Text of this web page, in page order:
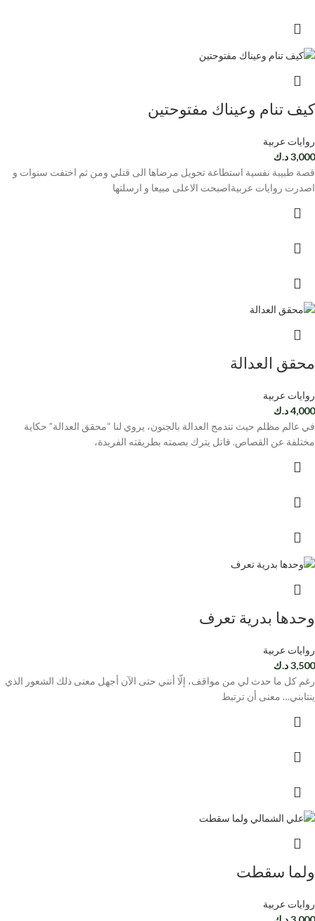
كيف تنام وعيناك مفتوحتين
روايات عربية
3,000د.ك
قصة طبيبة نفسية استطاعة تحويل مرضاها الى قتلي ومن ثم اختفت سنوات و
اصدرت روايات عربيةاصبحت الاعلى مبيعا و ارسلتها
محقق العدالة
روايات عربية
4,000د.ك
في عالم مظلم حيث تندمج العدالة بالجنون، يروي لنا “محقق العدالة” حكاية
مختلفة عن القصاص. قاتل يترك بصمته بطريقته الفريدة،
وحدها بدرية تعرف
روايات عربية
3,500د.ك
رغم كل ما حدث لي من مواقف، إلّا أنني حتى الآن أجهل معنى ذلك الشعور الذي
ينتابني… معنى أن ترتبط
ولما سقطت
روايات عربية